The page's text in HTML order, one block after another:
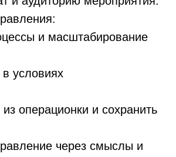
и масштабирование
условиях
операционки и сохранить
через смыслы и